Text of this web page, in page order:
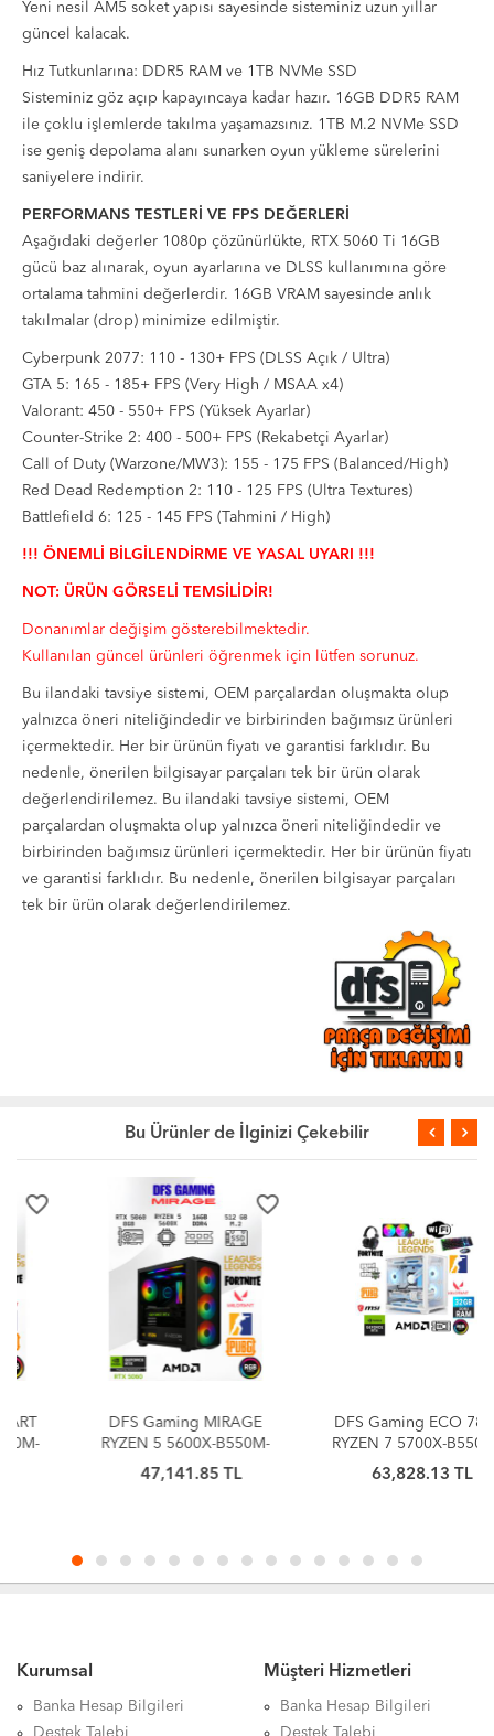
Yeni nesil AM5 soket yapısı sayesinde sisteminiz uzun yıllar
güncel kalacak.
Hız Tutkunlarına: DDR5 RAM ve 1TB NVMe SSD
Sisteminiz göz açıp kapayıncaya kadar hazır. 16GB DDR5 RAM
ile çoklu işlemlerde takılma yaşamazsınız. 1TB M.2 NVMe SSD
ise geniş depolama alanı sunarken oyun yükleme sürelerini
saniyelere indirir.
PERFORMANS TESTLERİ VE FPS DEĞERLERİ
Aşağıdaki değerler 1080p çözünürlükte, RTX 5060 Ti 16GB
gücü baz alınarak, oyun ayarlarına ve DLSS kullanımına göre
ortalama tahmini değerlerdir. 16GB VRAM sayesinde anlık
takılmalar (drop) minimize edilmiştir.
Cyberpunk 2077: 110 - 130+ FPS (DLSS Açık / Ultra)
GTA 5: 165 - 185+ FPS (Very High / MSAA x4)
Valorant: 450 - 550+ FPS (Yüksek Ayarlar)
Counter-Strike 2: 400 - 500+ FPS (Rekabetçi Ayarlar)
Call of Duty (Warzone/MW3): 155 - 175 FPS (Balanced/High)
Red Dead Redemption 2: 110 - 125 FPS (Ultra Textures)
Battlefield 6: 125 - 145 FPS (Tahmini / High)
!!! ÖNEMLİ BİLGİLENDİRME VE YASAL UYARI !!!
NOT: ÜRÜN GÖRSELİ TEMSİLİDİR!
Donanımlar değişim gösterebilmektedir.
Kullanılan güncel ürünleri öğrenmek için lütfen sorunuz.
Bu ilandaki tavsiye sistemi, OEM parçalardan oluşmakta olup
yalnızca öneri niteliğindedir ve birbirinden bağımsız ürünleri
içermektedir. Her bir ürünün fiyatı ve garantisi farklıdır. Bu
nedenle, önerilen bilgisayar parçaları tek bir ürün olarak
değerlendirilemez. Bu ilandaki tavsiye sistemi, OEM
parçalardan oluşmakta olup yalnızca öneri niteliğindedir ve
birbirinden bağımsız ürünleri içermektedir. Her bir ürünün fiyatı
ve garantisi farklıdır. Bu nedenle, önerilen bilgisayar parçaları
tek bir ürün olarak değerlendirilemez.
Bu Ürünler de İlginizi Çekebilir
favorite_border
DFS Gaming MIRAGE
RYZEN 5 5600X-B550M-
RTX 5060 8GB-16GB
RAM-512GB M.2 SSD-
47,141.85 TL
DFS Gaming ECO 78X-
RYZEN 7 5700X-B550M-
RTX 5060 8GB-32GB
RAM-1TB M.2 SSD-SIVI
63,828.13 TL
Kurumsal
Banka Hesap Bilgileri
Müşteri Hizmetleri
Banka Hesap Bilgileri